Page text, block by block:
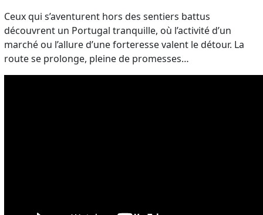
Ceux qui s’aventurent hors des sentiers battus
découvrent un Portugal tranquille, où l’activité d’un
marché ou l’allure d’une forteresse valent le détour. La
route se prolonge, pleine de promesses…